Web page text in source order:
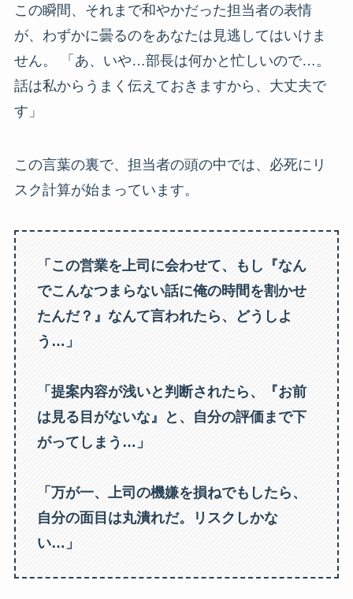
この瞬間、それまで和やかだった担当者の表情
が、わずかに曇るのをあなたは見逃してはいけま
せん。 「あ、いや…部長は何かと忙しいので…。
話は私からうまく伝えておきますから、大丈夫で
す」
この言葉の裏で、担当者の頭の中では、必死にリ
スク計算が始まっています。
「この営業を上司に会わせて、もし『なん
でこんなつまらない話に俺の時間を割かせ
たんだ？』なんて言われたら、どうしよ
う…」
「提案内容が浅いと判断されたら、『お前
は見る目がないな』と、自分の評価まで下
がってしまう…」
「万が一、上司の機嫌を損ねでもしたら、
自分の面目は丸潰れだ。リスクしかな
い…」